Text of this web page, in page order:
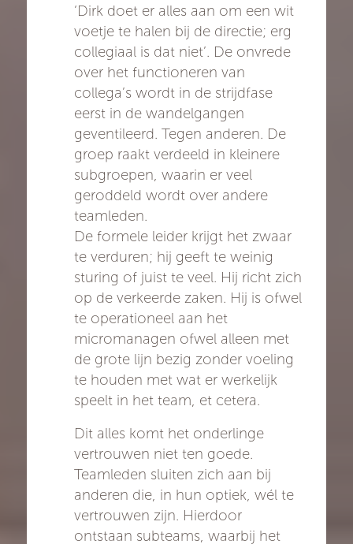
‘Dirk doet er alles aan om een wit
voetje te halen bij de directie; erg
collegiaal is dat niet’. De onvrede
over het functioneren van
collega’s wordt in de strijdfase
eerst in de wandelgangen
geventileerd. Tegen anderen. De
groep raakt verdeeld in kleinere
subgroepen, waarin er veel
geroddeld wordt over andere
teamleden.
De formele leider krijgt het zwaar
te verduren; hij geeft te weinig
sturing of juist te veel. Hij richt zich
op de verkeerde zaken. Hij is ofwel
te operationeel aan het
micromanagen ofwel alleen met
de grote lijn bezig zonder voeling
te houden met wat er werkelijk
speelt in het team, et cetera.
Dit alles komt het onderlinge
vertrouwen niet ten goede.
Teamleden sluiten zich aan bij
anderen die, in hun optiek, wél te
vertrouwen zijn. Hierdoor
ontstaan subteams, waarbij het